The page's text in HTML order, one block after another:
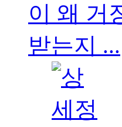
이 왜 거
받는지 ...